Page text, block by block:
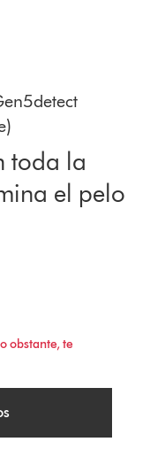
toda la
el pelo
obstante, te